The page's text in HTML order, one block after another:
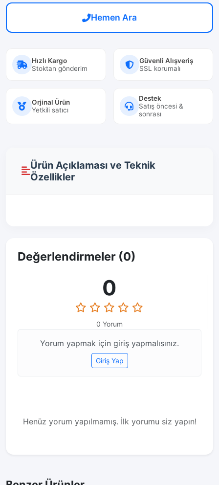
Hemen Ara
Hızlı Kargo
Stoktan gönderim
Güvenli Alışveriş
SSL korumalı
Orjinal Ürün
Yetkili satıcı
Destek
Satış öncesi &
sonrası
Ürün Açıklaması ve Teknik
Özellikler
Değerlendirmeler (0)
0
0 Yorum
Yorum yapmak için giriş yapmalısınız.
Giriş Yap
Henüz yorum yapılmamış. İlk yorumu siz yapın!